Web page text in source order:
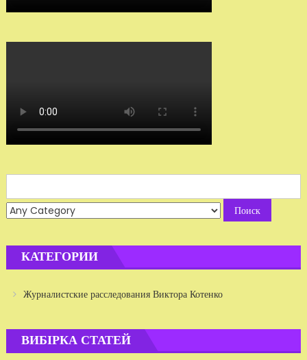
for:
КАТЕГОРИИ
Журналистские расследования Виктора Котенко
ВИБІРКА СТАТЕЙ